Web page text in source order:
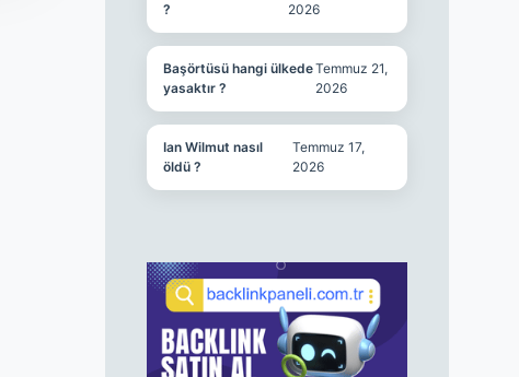
?
2026
Başörtüsü hangi ülkede
yasaktır ?
Temmuz 21,
2026
Ian Wilmut nasıl
öldü ?
Temmuz 17,
2026